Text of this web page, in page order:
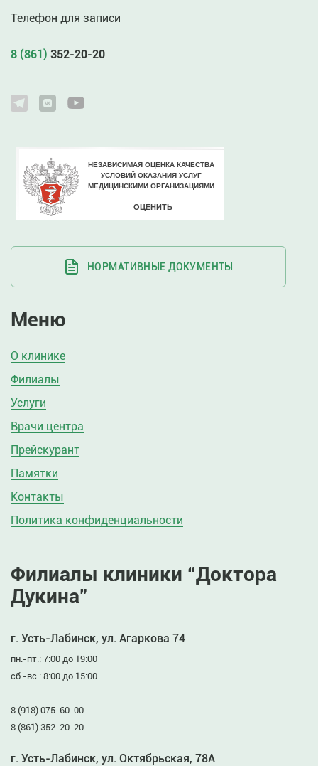
Телефон для записи
8 (861) 352-20-20
НОРМАТИВНЫЕ ДОКУМЕНТЫ
Меню
О клинике
Филиалы
Услуги
Врачи центра
Прейскурант
Памятки
Контакты
Политика конфиденциальности
Филиалы клиники “Доктора
Дукина”
г. Усть-Лабинск, ул. Агаркова 74
пн.-пт.: 7:00 до 19:00
сб.-вс.: 8:00 до 15:00
8 (918) 075-60-00
8 (861) 352-20-20
г. Усть-Лабинск, ул. Октябрьская, 78А